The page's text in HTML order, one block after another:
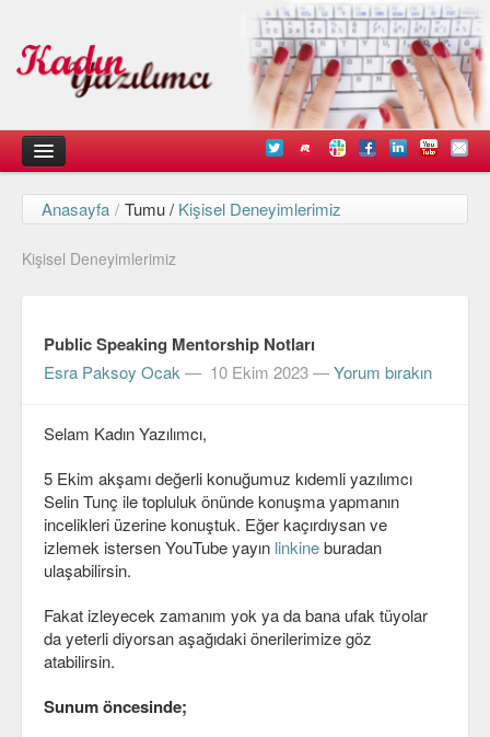
Kadın
Duyurular
Düşündüklerimiz
Arayüz Tasarımı
Diller
C#
Java
Javascript
PHP
Anasayfa / Tumu / Kişisel Deneyimlerimiz
Kişisel Deneyimlerimiz
Public Speaking Mentorship Notları
Esra Paksoy Ocak — 10 Ekim 2023—Yorum bırakın
Selam Kadın Yazılımcı,
5 Ekim akşamı değerli konuğumuz kıdemli yazılımcı
Selin Tunç ile topluluk önünde konuşma yapmanın
incelikleri üzerine konuştuk. Eğer kaçırdıysan ve
izlemek istersen YouTube yayın linkineburadan
ulaşabilirsin.
Fakat izleyecek zamanım yok ya da bana ufak tüyolar
da yeterli diyorsan aşağıdaki önerilerimize göz
atabilirsin.
Sunum öncesinde;